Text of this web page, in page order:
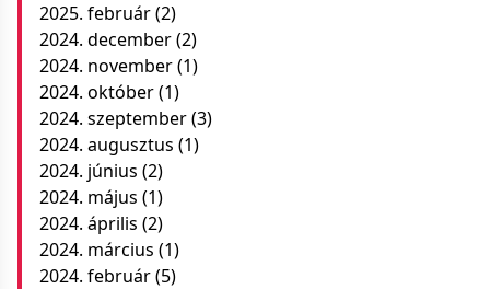
2025. február(2)
2024. december(2)
2024. november(1)
2024. október(1)
2024. szeptember(3)
2024. augusztus (1)
2024. június (2)
2024. május (1)
2024. április (2)
2024. március (1)
2024. február(5)